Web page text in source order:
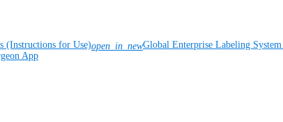
(Instructions for Use)open_in_newGlobal Enterprise Labeling
App